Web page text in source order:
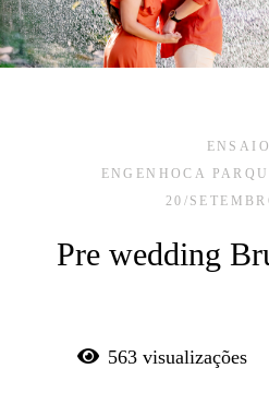
ENGENHOCA
20/
Pre wedding
563 visualizações